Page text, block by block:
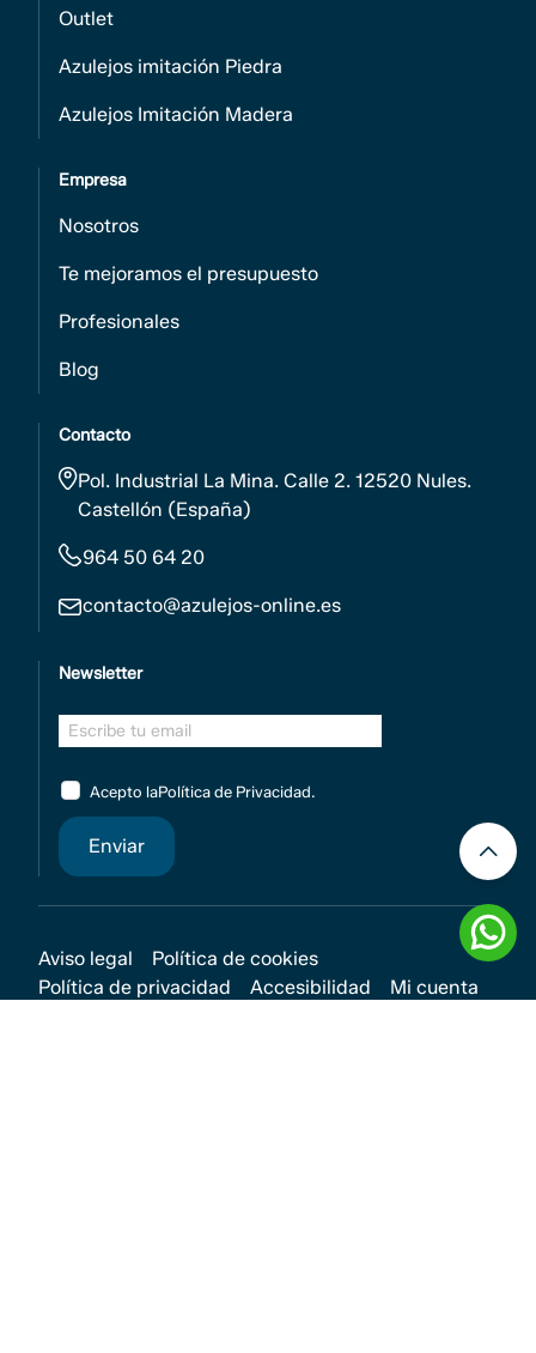
Outlet
Azulejos imitación Piedra
Azulejos Imitación Madera
Empresa
Nosotros
Te mejoramos el presupuesto
Profesionales
Blog
Contacto
Pol. Industrial La Mina. Calle 2. 12520 Nules.
Castellón (España)
964 50 64 20
contacto@azulejos-online.es
Newsletter
Acepto laPolítica de Privacidad.
Aviso legal
Política de cookies
Política de privacidad
Accesibilidad Mi cuenta